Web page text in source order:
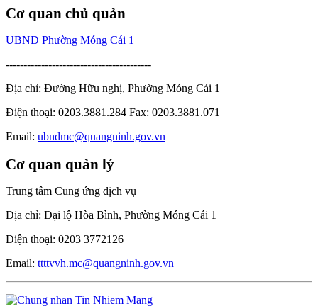
Cơ quan chủ quản
UBND Phường Móng Cái 1
-----------------------------------------
Địa chỉ: Đường Hữu nghị, Phường Móng Cái 1
Điện thoại: 0203.3881.284 Fax: 0203.3881.071
Email: ubndmc@quangninh.gov.vn
Cơ quan quản lý
Trung tâm Cung ứng dịch vụ
Địa chỉ: Đại lộ Hòa Bình, Phường Móng Cái 1
Điện thoại: 0203 3772126
Email: ttttvvh.mc@quangninh.gov.vn